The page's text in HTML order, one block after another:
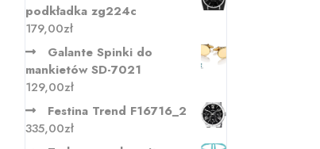
podkładka zg224c
179,00zł
Galante Spinki do
mankietów SD-7021
129,00zł
Festina Trend F16716_2
335,00zł